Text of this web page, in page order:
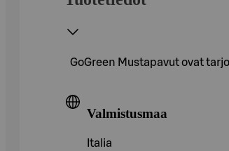
GoGreen Mustapavut ovat
Valmistusmaa
Italia